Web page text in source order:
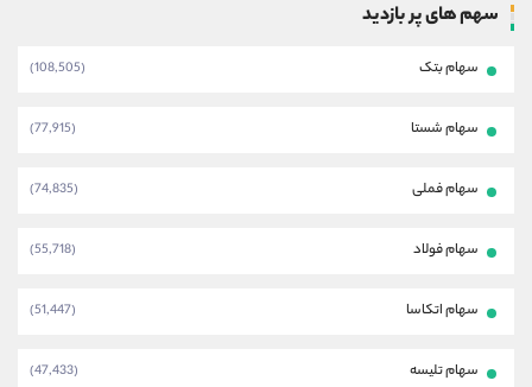
سهم های پر بازدید
سهام بتک (108,505)
سهام شستا (77,915)
سهام فملی (74,835)
سهام فولاد (55,718)
سهام اتکاسا (51,447)
سهام تلیسه (47,433)